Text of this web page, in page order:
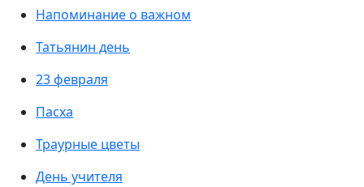
Напоминание о важном
Татьянин день
23 февраля
Пасха
Траурные цветы
День учителя